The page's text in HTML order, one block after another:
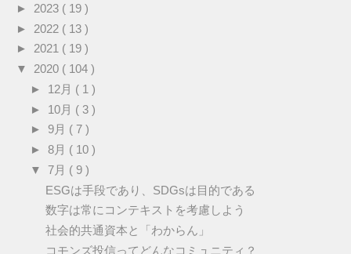
► 2023 ( 19 )
► 2022 ( 13 )
► 2021 ( 19 )
▼ 2020 ( 104 )
► 12月 ( 1 )
► 10月 ( 3 )
► 9月 ( 7 )
► 8月 ( 10 )
▼ 7月 ( 9 )
ESGは手段であり、SDGsは目的である
数字は常にコンテキストを考慮しよう
社会的共通資本と「わからん」
コモンズ投信ってどんなコミュニティ？